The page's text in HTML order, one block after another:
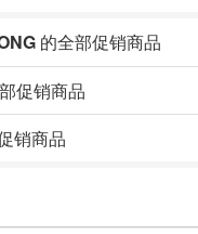
的全部促销商品
促销商品
销商品